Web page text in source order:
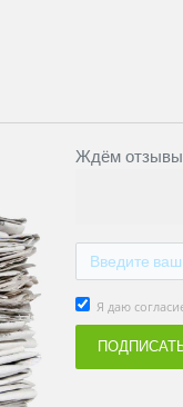
Ждём отзывы
Я даю